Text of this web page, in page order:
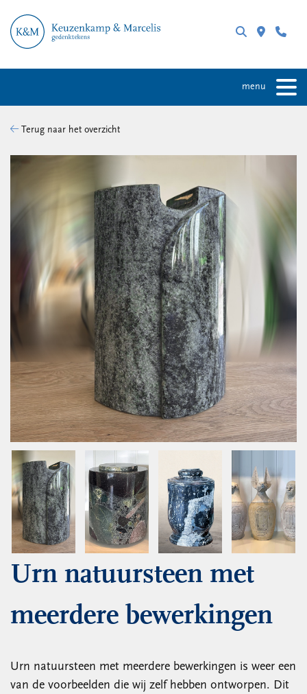
menu
Terug naar het overzicht
Urn natuursteen met
meerdere bewerkingen
Urn natuursteen met meerdere bewerkingen is weer een
van de voorbeelden die wij zelf hebben ontworpen. Dit